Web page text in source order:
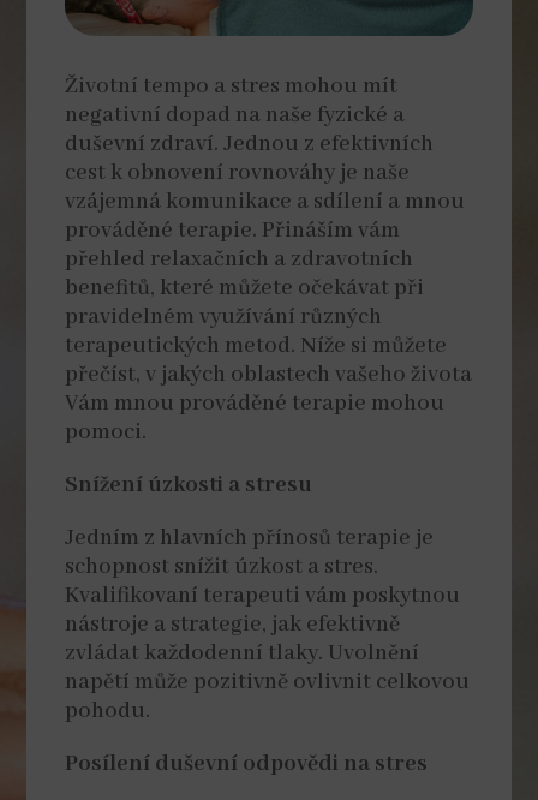
Životní tempo a stres mohou mít
negativní dopad na naše fyzické a
duševní zdraví. Jednou z efektivních
cest k obnovení rovnováhy je naše
vzájemná komunikace a sdílení a mnou
prováděné terapie. Přináším vám
přehled relaxačních a zdravotních
benefitů, které můžete očekávat při
pravidelném využívání různých
terapeutických metod. Níže si můžete
přečíst, v jakých oblastech vašeho života
Vám mnou prováděné terapie mohou
pomoci.
Snížení úzkosti a stresu
Jedním z hlavních přínosů terapie je
schopnost snížit úzkost a stres.
Kvalifikovaní terapeuti vám poskytnou
nástroje a strategie, jak efektivně
zvládat každodenní tlaky. Uvolnění
napětí může pozitivně ovlivnit celkovou
pohodu.
Posílení duševní odpovědi na stres